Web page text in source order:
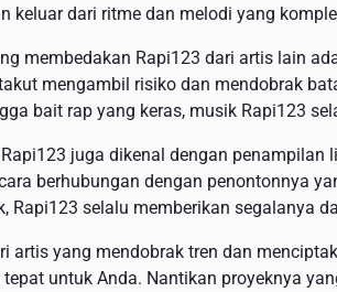
keluar dari ritme dan melodi yang
membedakan Rapi123 dari artis lain
mengambil risiko dan mendobrak
bait rap yang keras, musik Rapi123
juga dikenal dengan
berhubungan dengan penontonnya
Rapi123 selalu memberikan segalanya
artis yang mendobrak tren dan
untuk Anda. Nantikan proyeknya